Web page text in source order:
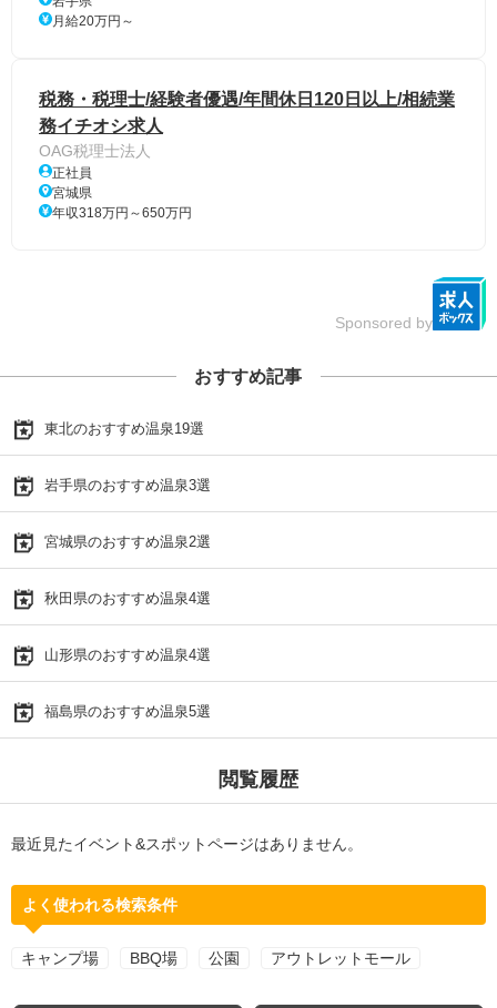
月給20万円～
税務・税理士/経験者優遇/年間休日120日以上/相続業
務イチオシ求人
OAG税理士法人
正社員
宮城県
年収318万円～650万円
Sponsored by
おすすめ記事
東北のおすすめ温泉19選
岩手県のおすすめ温泉3選
宮城県のおすすめ温泉2選
秋田県のおすすめ温泉4選
山形県のおすすめ温泉4選
福島県のおすすめ温泉5選
閲覧履歴
最近見たイベント&スポットページはありません。
よく使われる検索条件
キャンプ場 BBQ場 公園 アウトレットモール